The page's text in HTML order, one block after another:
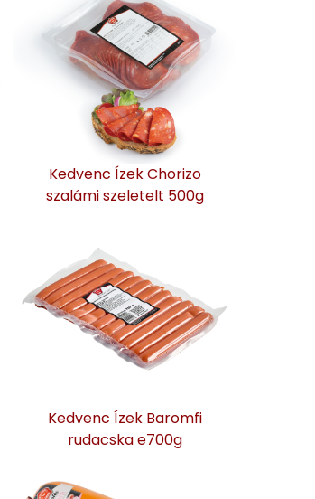
Kedvenc Ízek Chorizo
szalámi szeletelt 500g
Kedvenc Ízek Baromfi
rudacska e700g